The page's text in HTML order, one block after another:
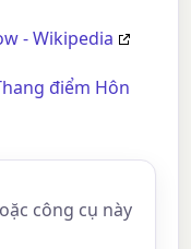
- Wikipedia
điểm Hôn
công cụ này